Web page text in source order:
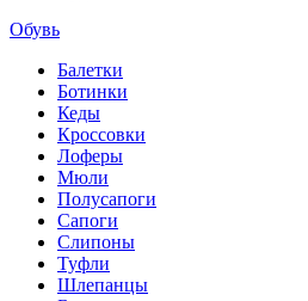
Обувь
Балетки
Ботинки
Кеды
Кроссовки
Лоферы
Мюли
Полусапоги
Сапоги
Слипоны
Туфли
Шлепанцы